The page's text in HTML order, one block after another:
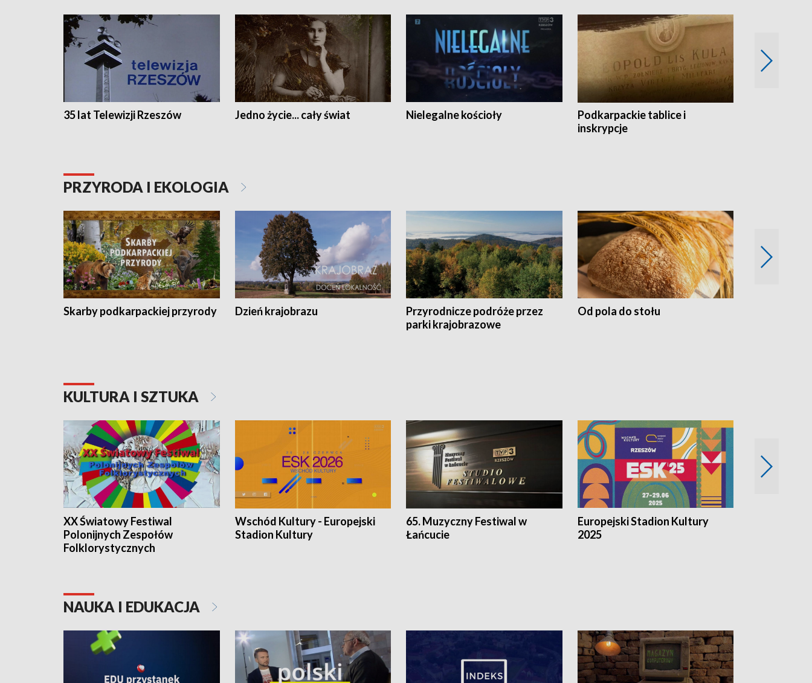
35 lat Telewizji Rzeszów Jedno życie... cały świat Nielegalne kościoły
Podkarpackie tablice i
inskrypcje
PRZYRODA I EKOLOGIA
Skarby podkarpackiej przyrody Dzień krajobrazu
Przyrodnicze podróże przez
parki krajobrazowe
Od pola do stołu
KULTURA I SZTUKA
XX Światowy Festiwal
Polonijnych Zespołów
Folklorystycznych
Wschód Kultury - Europejski
Stadion Kultury
65. Muzyczny Festiwal w
Łańcucie
Europejski Stadion Kultury
2025
NAUKA I EDUKACJA